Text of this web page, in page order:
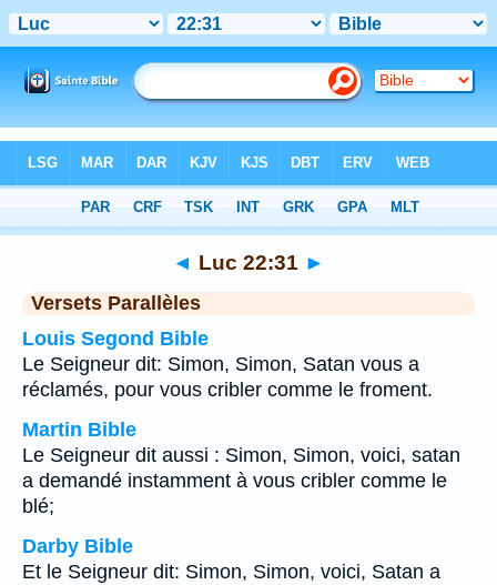
Chapitre 22> Verset 31
◄ Luc 22:31 ►
Versets Parallèles
Louis Segond Bible
Le Seigneur dit: Simon, Simon, Satan vous a
réclamés, pour vous cribler comme le froment.
Martin Bible
Le Seigneur dit aussi : Simon, Simon, voici, satan
a demandé instamment à vous cribler comme le
blé;
Darby Bible
Et le Seigneur dit: Simon, Simon, voici, Satan a